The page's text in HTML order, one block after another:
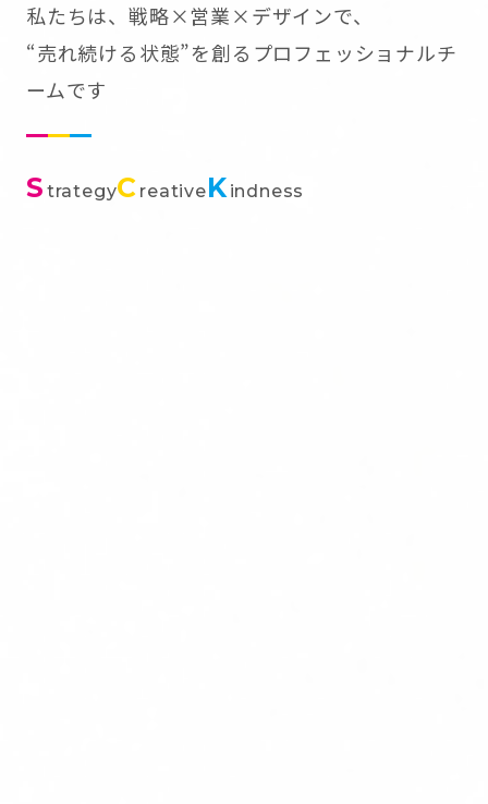
私たちは、戦略×営業×デザインで、
“売れ続ける状態”を創るプロフェッショナルチ
ームです
S trategyC reativeKindness